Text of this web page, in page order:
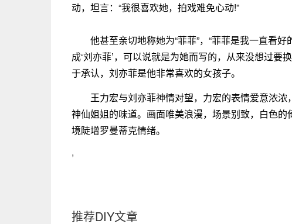
动，坦言：“我很喜欢她，拍戏难免心动!”
他甚至亲切地称她为“菲菲”，“菲菲是我一直看
成‘刘亦菲’，可以说就是为她而写的，从来没想过要
于承认，刘亦菲是他非常喜欢的女孩子。
王力宏与刘亦菲神情对望，力宏的表情爱意浓
神仙姐姐的味道。画面唯美浪漫，场景别致，白色
境陡增罗曼蒂克情绪。
,
推荐DIY文章